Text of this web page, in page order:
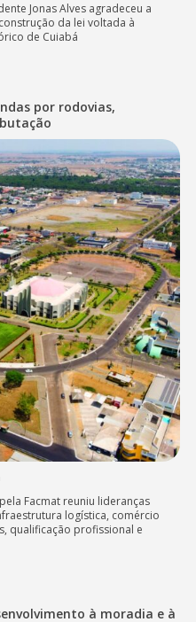
Jonas Alves agradeceu a
da lei voltada à
de Cuiabá
por rodovias,
Facmat reuniu lideranças
logística, comércio
qualificação profissional e
à moradia e à